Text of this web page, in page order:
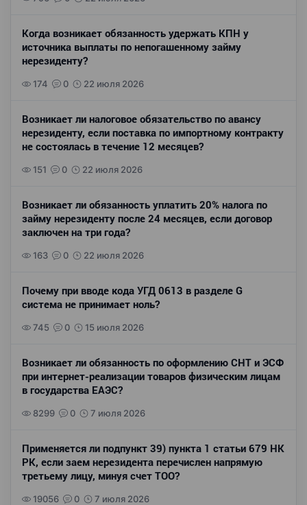
Когда возникает обязанность удержать КПН у
источника выплаты по непогашенному займу
нерезиденту?
174 0 22 июля 2026
Возникает ли налоговое обязательство по авансу
нерезиденту, если поставка по импортному контракту
не состоялась в течение 12 месяцев?
151 0 22 июля 2026
Возникает ли обязанность уплатить 20% налога по
займу нерезиденту после 24 месяцев, если договор
заключен на три года?
163 0 22 июля 2026
Почему при вводе кода УГД 0613 в разделе G
система не принимает ноль?
745 0 15 июля 2026
Возникает ли обязанность по оформлению СНТ и ЭСФ
при интернет-реализации товаров физическим лицам
в государства ЕАЭС?
8299 0 7 июля 2026
Применяется ли подпункт 39) пункта 1 статьи 679 НК
РК, если заем нерезидента перечислен напрямую
третьему лицу, минуя счет ТОО?
19056 0 7 июля 2026